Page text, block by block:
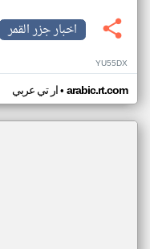
اخبار جزر القمر
YU55DX
ار تي عربي• arabic.rt.com